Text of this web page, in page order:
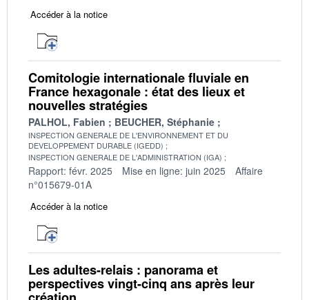
Accéder à la notice
Comitologie internationale fluviale en
France hexagonale : état des lieux et
nouvelles stratégies
PALHOL, Fabien BEUCHER, Stéphanie
INSPECTION GENERALE DE L'ENVIRONNEMENT ET DU
DEVELOPPEMENT DURABLE (IGEDD)
INSPECTION GENERALE DE L'ADMINISTRATION (IGA)
Rapport: févr. 2025 Mise en ligne: juin 2025
Affaire
n°015679-01A
Accéder à la notice
Les adultes-relais : panorama et
perspectives vingt-cinq ans après leur